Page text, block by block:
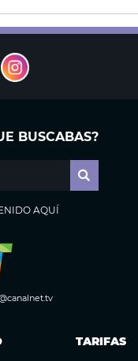
BUSCABAS?
AQUÍ
TARIFAS